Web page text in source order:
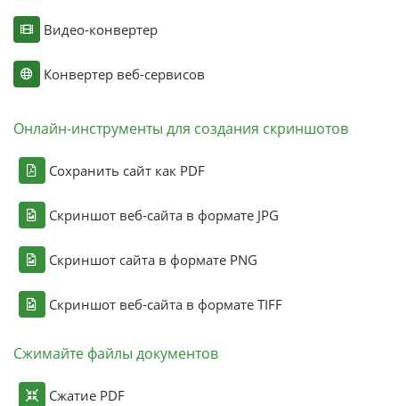
Видео-конвертер
Конвертер веб-сервисов
Онлайн-инструменты для создания скриншотов
Сохранить сайт как PDF
Скриншот веб-сайта в формате JPG
Скриншот сайта в формате PNG
Скриншот веб-сайта в формате TIFF
Сжимайте файлы документов
Сжатие PDF